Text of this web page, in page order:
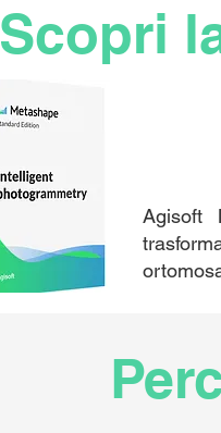
Agisoft
Scopri